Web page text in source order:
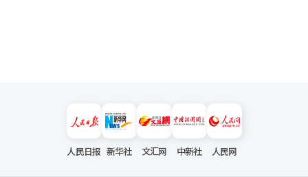
人民日报 新华社 文汇网 中新社 人民网